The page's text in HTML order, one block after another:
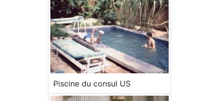
Piscine du consul US